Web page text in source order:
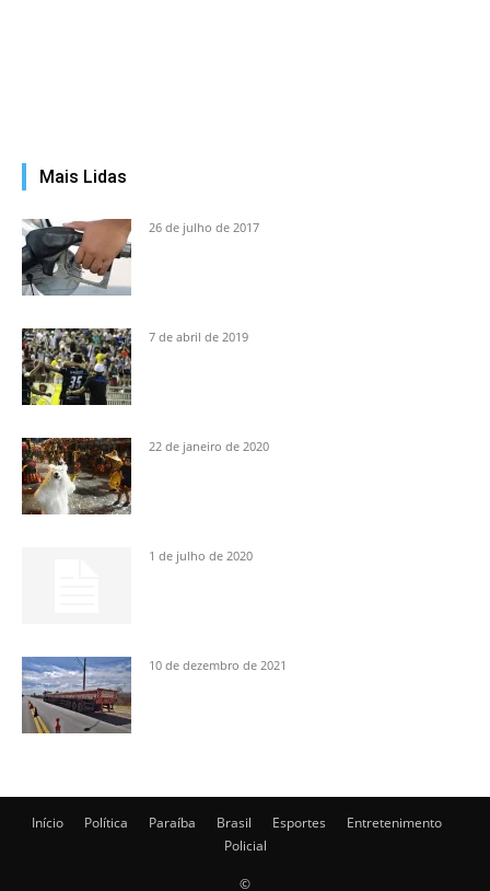
Mais Lidas
26 de julho de 2017
7 de abril de 2019
22 de janeiro de 2020
1 de julho de 2020
10 de dezembro de 2021
Início Política Paraíba Brasil Esportes
Entretenimento
Policial
©